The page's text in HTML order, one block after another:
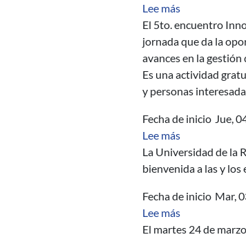
Lee mássobre
El 5to. encuentro
jornada que da la
avances en la
Es una actividad
y personas
Fecha de inicio Jue,
Lee mássobre Udelar
La Universidad de la
bienvenida a las y
Fecha de inicio Mar,
Lee mássobre
El martes 24 de